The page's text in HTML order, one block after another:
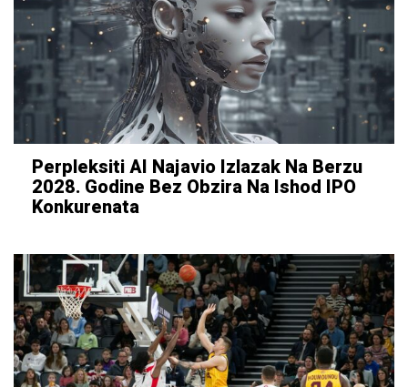
Perpleksiti AI Najavio Izlazak Na Berzu
2028. Godine Bez Obzira Na Ishod IPO
Konkurenata